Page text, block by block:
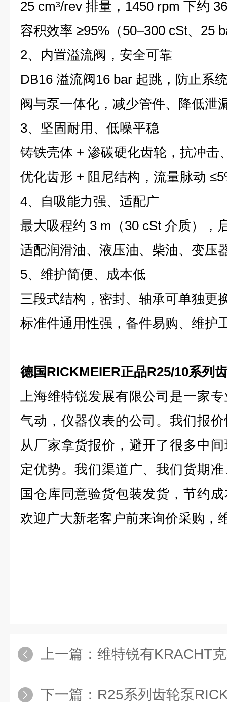
25 cm³/rev 排量，1450 rpm 下约
容积效率 ≥95%（50–300 cSt、25
2、内置溢流阀，安全可靠
DB16 溢流阀16 bar 起跳，防止系
阀与泵一体化，减少管件、降低泄
3、坚固耐用、低噪平稳
铸铁壳体 + 渗碳硬化齿轮，抗冲击
优化齿形 + 阻尼结构，流量脉动
4、自吸能力强、适配广
最大吸程约 3 m（30 cSt 介质），
适配润滑油、液压油、柴油、变压
5、维护简便、成本低
三段式结构，密封、轴承可单独更
标准件通用性强，备件易购、维护
德国RICKMEIER正品R25/10系列
上海维特锐发展有限公司是一家
气动，仪器仪表的公司。我们报
从厂家拿货报价，避开了很多中
定优势。我们渠道广、我们货期
国仓库同意验货包装发货，节约
欢迎广大新老客户前来询价采购，
上一篇： 维特锐有KRACHT
下一篇： R25系列齿轮泵